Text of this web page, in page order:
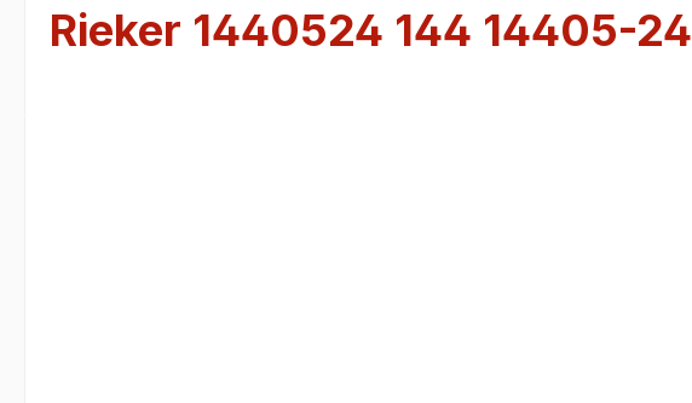
Rieker 1440524 144 14405-24